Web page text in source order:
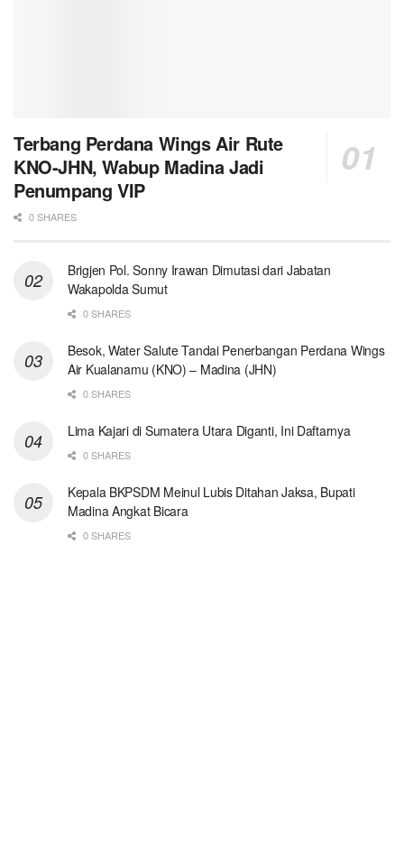
Terbang Perdana Wings Air Rute
KNO-JHN, Wabup Madina Jadi
Penumpang VIP
0 SHARES
Brigjen Pol. Sonny Irawan Dimutasi dari Jabatan
Wakapolda Sumut
0 SHARES
Besok, Water Salute Tandai Penerbangan Perdana Wings
Air Kualanamu (KNO) – Madina (JHN)
0 SHARES
Lima Kajari di Sumatera Utara Diganti, Ini Daftarnya
0 SHARES
Kepala BKPSDM Meinul Lubis Ditahan Jaksa, Bupati
Madina Angkat Bicara
0 SHARES